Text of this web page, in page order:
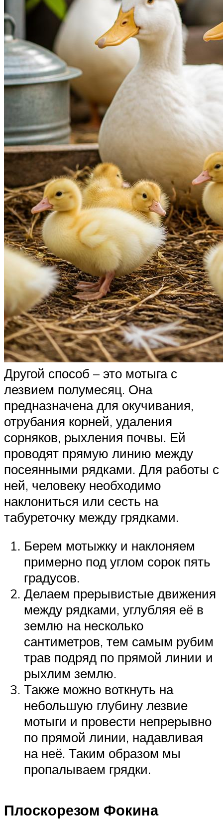
Другой способ – это мотыга с
лезвием полумесяц. Она
предназначена для окучивания,
отрубания корней, удаления
сорняков, рыхления почвы. Ей
проводят прямую линию между
посеянными рядками. Для работы с
ней, человеку необходимо
наклониться или сесть на
табуреточку между грядками.
Берем мотыжку и наклоняем
примерно под углом сорок пять
градусов.
Делаем прерывистые движения
между рядками, углубляя её в
землю на несколько
сантиметров, тем самым рубим
трав подряд по прямой линии и
рыхлим землю.
Также можно воткнуть на
небольшую глубину лезвие
мотыги и провести непрерывно
по прямой линии, надавливая
на неё. Таким образом мы
пропалываем грядки.
Плоскорезом Фокина